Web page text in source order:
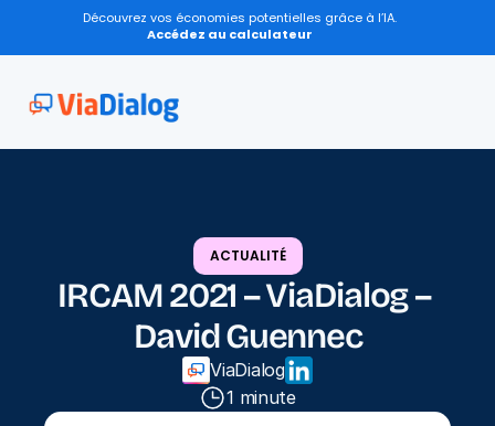
Découvrez vos économies potentielles grâce à l’IA.
Accédez au calculateur
ACTUALITÉ
IRCAM 2021 – ViaDialog –
David Guennec
ViaDialog
1 minute